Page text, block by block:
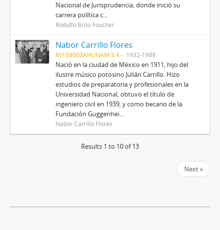
Nacional de Jurisprudencia, donde inició su
carrera política c...
Rodulfo Brito Foucher
Nabor Carrillo Flores
MX 09003AHUNAM 3.4 1932-1989
Nació en la ciudad de México en 1911, hijo del
ilustre músico potosino Julián Carrillo. Hizo
estudios de preparatoria y profesionales en la
Universidad Nacional, obtuvo el título de
ingeniero civil en 1939, y como becario de la
Fundación Guggenhei...
Nabor Carrillo Flores
Results 1 to 10 of 13
Next »